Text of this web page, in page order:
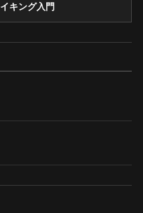
イキング入門